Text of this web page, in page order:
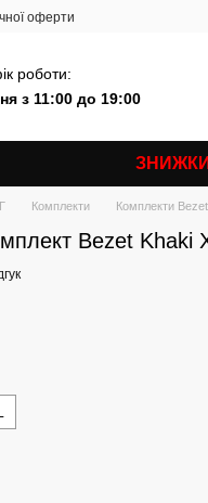
оферти
роботи:
з 11:00 до 19:00
ЗНИЖКИ
Комплекти Комплекти Bezet
Bezet Khaki